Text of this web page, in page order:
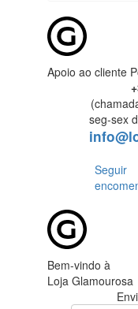
Apoio ao cliente
seg-sex
Seguir
Bem-vindo à
Loja Glamourosa